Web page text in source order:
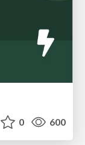
0 600